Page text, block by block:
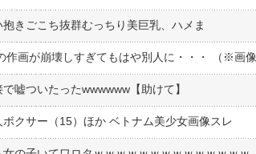
きごこち抜群むっちり美巨乳、ハメま
作画が崩壊しすぎてもはや別人に・・・ （※画像
で嘘ついたったwwwwww【助けて】
クサー（15）ほか ベトナム美少女画像スレ